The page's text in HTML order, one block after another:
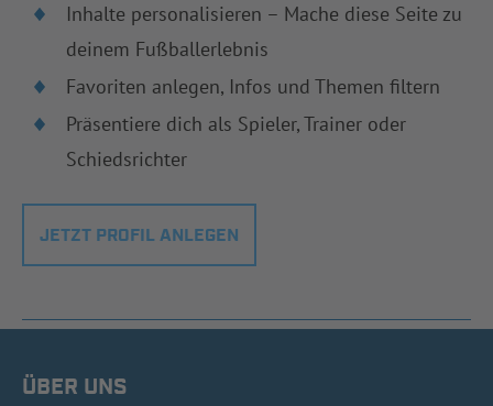
Inhalte personalisieren – Mache diese Seite zu
deinem Fußballerlebnis
Favoriten anlegen, Infos und Themen filtern
Präsentiere dich als Spieler, Trainer oder
Schiedsrichter
JETZT PROFIL ANLEGEN
ÜBER UNS